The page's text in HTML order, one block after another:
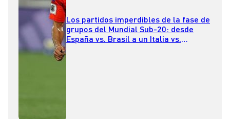
Los partidos imperdibles de la fase de
grupos del Mundial Sub-20: desde
España vs. Brasil a un Italia vs.